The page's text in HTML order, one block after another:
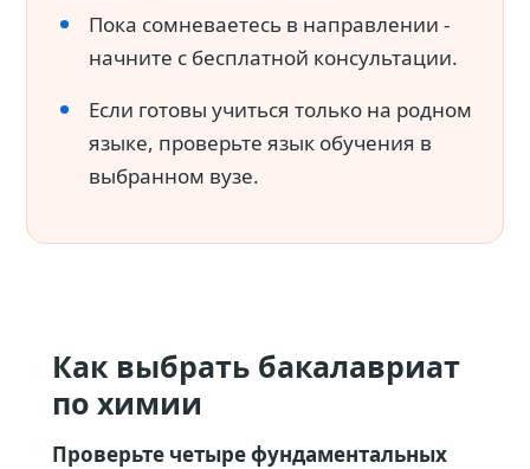
Пока сомневаетесь в направлении -
начните с бесплатной консультации.
Если готовы учиться только на родном
языке, проверьте язык обучения в
выбранном вузе.
Как выбрать бакалавриат
по химии
Проверьте четыре фундаментальных